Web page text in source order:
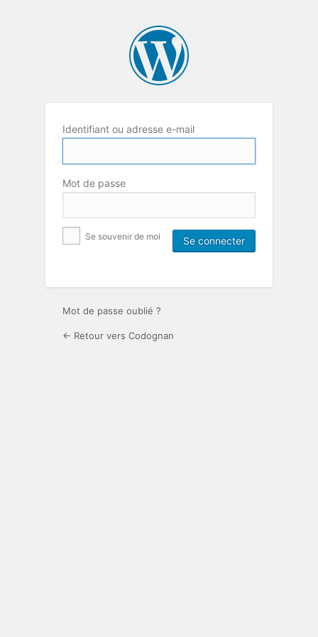
Identifiant ou adresse e-mail
Mot de passe
Se souvenir de moi
Mot de passe oublié ?
← Retour vers Codognan